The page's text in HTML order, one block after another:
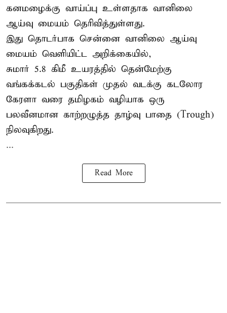
கனமழைக்கு வாய்ப்பு உள்ளதாக வானிலை
ஆய்வு மையம் தெரிவித்துள்ளது.
இது தொடர்பாக சென்னை வானிலை ஆய்வு
மையம் வெளியிட்ட அறிக்கையில்,
சுமார் 5.8 கிமீ உயரத்தில் தென்மேற்கு
வங்கக்கடல் பகுதிகள் முதல் வடக்கு கடலோர
கேரளா வரை தமிழகம் வழியாக ஒரு
பலவீனமான காற்றழுத்த தாழ்வு பாதை (Trough)
நிலவுகிறது.
...
Read More